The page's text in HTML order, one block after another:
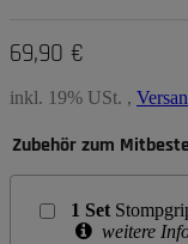
69,90 €
inkl. 19% USt. ,
Zubehör zum
1 Set
weitere